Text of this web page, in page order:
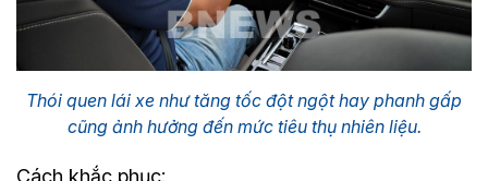
Thói quen lái xe như tăng tốc đột ngột hay phanh gấp
cũng ảnh hưởng đến mức tiêu thụ nhiên liệu.